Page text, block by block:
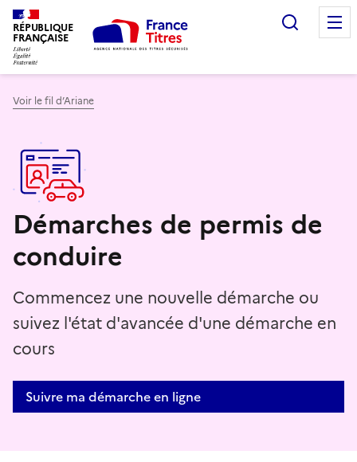
RÉPUBLIQUE
FRANÇAISE
Voir le fil d’Ariane
Démarches de permis de
conduire
Commencez une nouvelle démarche ou
suivez l'état d'avancée d'une démarche en
cours
Suivre ma démarche en ligne